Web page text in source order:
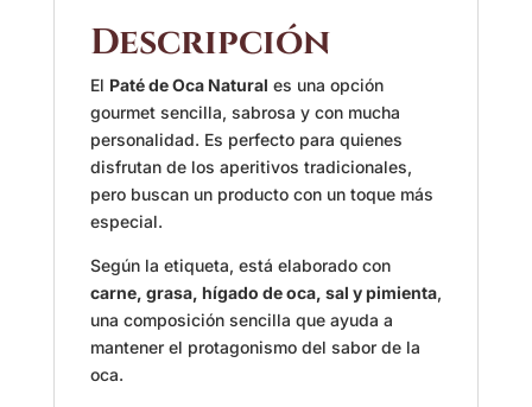
Descripción
El Paté de Oca Natural es una opción
gourmet sencilla, sabrosa y con mucha
personalidad. Es perfecto para quienes
disfrutan de los aperitivos tradicionales,
pero buscan un producto con un toque más
especial.
Según la etiqueta, está elaborado con
carne, grasa, hígado de oca, sal y pimienta,
una composición sencilla que ayuda a
mantener el protagonismo del sabor de la
oca.